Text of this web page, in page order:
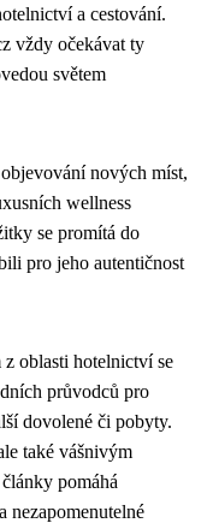
a cestování.
vždy očekávat ty
světem
nových míst,
wellness
se promítá do
pro jeho autentičnost
z oblasti hotelnictví se
průvodců pro
dovolené či pobyty.
také vášnivým
pomáhá
nezapomenutelné